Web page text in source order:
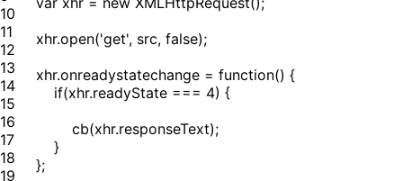
10
11
12
13
14
15
16
17
18
19
xhr.open('get', src, false);
xhr.onreadystatechange = function() {
if(xhr.readyState === 4) {
cb(xhr.responseText);
}
};